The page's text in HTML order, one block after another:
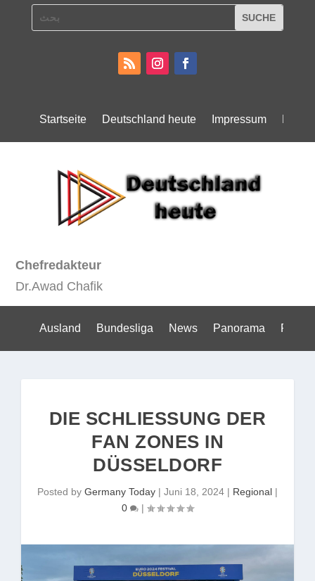
Startseite Deutschland heute Impressum
Chefredakteur
Dr.Awad Chafik
Ausland Bundesliga News Panorama Politik
DIE SCHLIESSUNG DER F
AN ZONES IN D
ÜSSELDORF
Posted by Germany Today | Juni 18, 2024 | Regional |
0
|